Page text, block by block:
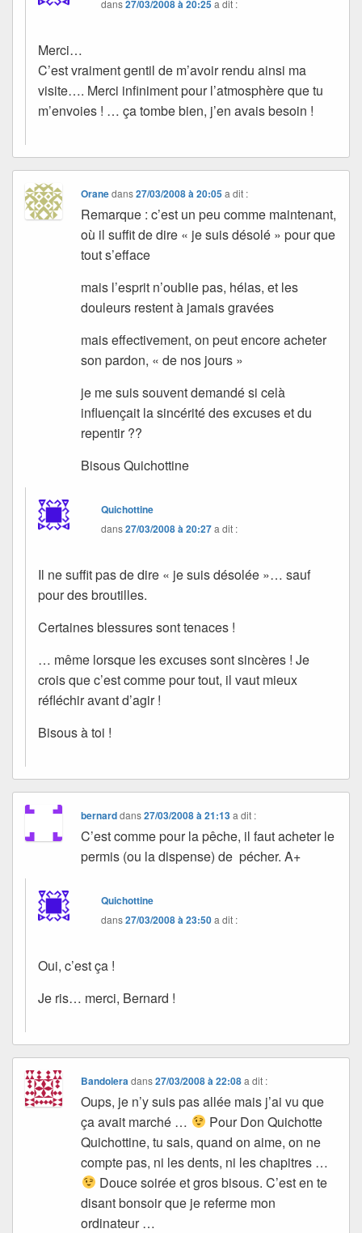
dans27/03/2008 à 20:25a dit :
Merci…
C’est vraiment gentil de m’avoir rendu ainsi ma
visite…. Merci infiniment pour l’atmosphère que tu
m’envoies ! … ça tombe bien, j’en avais besoin !
Oranedans27/03/2008 à 20:05 a dit :
Remarque : c’est un peu comme maintenant,
où il suffit de dire « je suis désolé » pour que
tout s’efface
mais l’esprit n’oublie pas, hélas, et les
douleurs restent à jamais gravées
mais effectivement, on peut encore acheter
son pardon, « de nos jours »
je me suis souvent demandé si celà
influençait la sincérité des excuses et du
repentir ??
Bisous Quichottine
Quichottine
dans27/03/2008 à 20:27a dit :
Il ne suffit pas de dire « je suis désolée »… sauf
pour des broutilles.
Certaines blessures sont tenaces !
… même lorsque les excuses sont sincères ! Je
crois que c’est comme pour tout, il vaut mieux
réfléchir avant d’agir !
Bisous à toi !
bernarddans27/03/2008 à 21:13 a dit :
C’est comme pour la pêche, il faut acheter le
permis (ou la dispense) de pécher. A+
Quichottine
dans27/03/2008 à 23:50a dit :
Oui, c’est ça !
Je ris… merci, Bernard !
Bandoleradans27/03/2008 à 22:08 a dit :
Oups, je n’y suis pas allée mais j’ai vu que
ça avait marché …
Pour Don Quichotte
Quichottine, tu sais, quand on aime, on ne
compte pas, ni les dents, ni les chapitres …
Douce soirée et gros bisous. C’est en te
disant bonsoir que je referme mon
ordinateur …